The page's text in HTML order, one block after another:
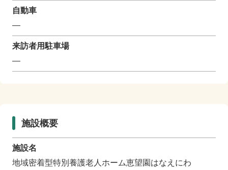
自動車
―
来訪者用駐車場
―
施設概要
施設名
地域密着型特別養護老人ホーム恵望園はなえにわ